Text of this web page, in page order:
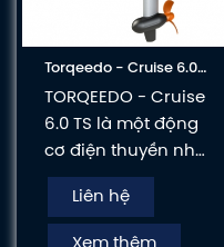
Torqeedo - Cruise 6.0
Ts
TORQEEDO - Cruise
6.0 TS là một động
cơ điện thuyền nhỏ
gọn, mạnh mẽ và
tiết kiệm nhiên liệu.
Động cơ có thể đạt
Liên hệ